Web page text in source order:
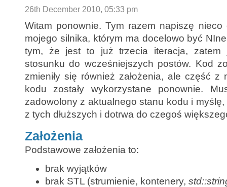
26th December 2010, 05:33 pm
Witam ponownie. Tym razem napiszę nieco
mojego silnika, którym ma docelowo być
tym, że jest to już trzecia iteracja,
stosunku do wcześniejszych postów. Kod
zmieniły się również założenia, ale część
kodu zostały wykorzystane ponownie.
zadowolony z aktualnego stanu kodu i
z tych dłuższych i dotrwa do czegoś
Założenia
Podstawowe założenia to:
brak wyjątków
brak STL (strumienie, kontenery,